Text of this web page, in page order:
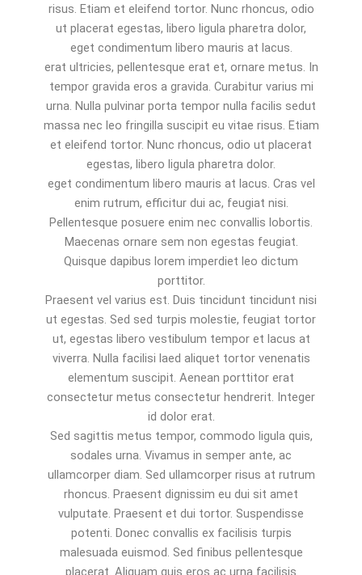
risus. Etiam et eleifend tortor. Nunc rhoncus, odio
ut placerat egestas, libero ligula pharetra dolor,
eget condimentum libero mauris at lacus.
erat ultricies, pellentesque erat et, ornare metus. In
tempor gravida eros a gravida. Curabitur varius mi
urna. Nulla pulvinar porta tempor nulla facilis sedut
massa nec leo fringilla suscipit eu vitae risus. Etiam
et eleifend tortor. Nunc rhoncus, odio ut placerat
egestas, libero ligula pharetra dolor.
eget condimentum libero mauris at lacus. Cras vel
enim rutrum, efficitur dui ac, feugiat nisi.
Pellentesque posuere enim nec convallis lobortis.
Maecenas ornare sem non egestas feugiat.
Quisque dapibus lorem imperdiet leo dictum
porttitor.
Praesent vel varius est. Duis tincidunt tincidunt nisi
ut egestas. Sed sed turpis molestie, feugiat tortor
ut, egestas libero vestibulum tempor et lacus at
viverra. Nulla facilisi laed aliquet tortor venenatis
elementum suscipit. Aenean porttitor erat
consectetur metus consectetur hendrerit. Integer
id dolor erat.
Sed sagittis metus tempor, commodo ligula quis,
sodales urna. Vivamus in semper ante, ac
ullamcorper diam. Sed ullamcorper risus at rutrum
rhoncus. Praesent dignissim eu dui sit amet
vulputate. Praesent et dui tortor. Suspendisse
potenti. Donec convallis ex facilisis turpis
malesuada euismod. Sed finibus pellentesque
placerat. Aliquam quis eros ac urna facilisis